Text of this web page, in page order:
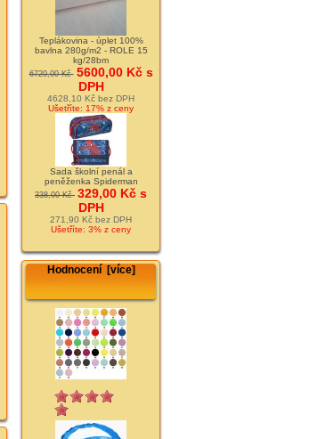
Teplákovina - úplet 100%
bavlna 280g/m2 - ROLE 15
kg/28bm
6720,00 Kč 5600,00 Kč s
DPH
4628,10 Kč bez DPH
Ušetříte: 17% z ceny
Sada školní penál a
peněženka Spiderman
338,00 Kč 329,00 Kč s
DPH
271,90 Kč bez DPH
Ušetříte: 3% z ceny
Hodnocení [více]